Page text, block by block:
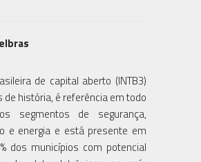
de capital aberto (INTB3)
de história, é referência em todo
segmentos de segurança,
e energia e está presente em
dos municípios com potencial